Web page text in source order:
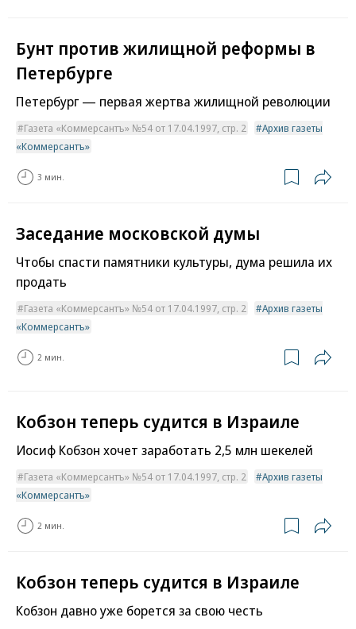
Бунт против жилищной реформы в
Петербурге
Петербург — первая жертва жилищной революции
Газета «Коммерсантъ» №54 от 17.04.1997, стр. 2
Архив газеты
«Коммерсантъ»
3 мин.
Заседание московской думы
Чтобы спасти памятники культуры, дума решила их
продать
Газета «Коммерсантъ» №54 от 17.04.1997, стр. 2
Архив газеты
«Коммерсантъ»
2 мин.
Кобзон теперь судится в Израиле
Иосиф Кобзон хочет заработать 2,5 млн шекелей
Газета «Коммерсантъ» №54 от 17.04.1997, стр. 2
Архив газеты
«Коммерсантъ»
2 мин.
Кобзон теперь судится в Израиле
Кобзон давно уже борется за свою честь